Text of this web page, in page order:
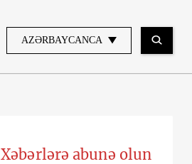
AZƏRBAYCANCA
Xəbərlərə abunə olun